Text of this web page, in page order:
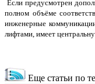
Если предусмотрен
полном объёме
инженерные
лифтами, имеет
Еще статьи по